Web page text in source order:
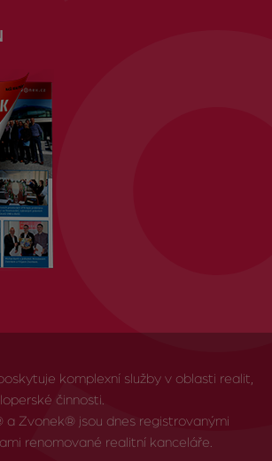
komplexní služby v oblasti realit,
činnosti.
Zvonek® jsou dnes registrovanými
renomované realitní kanceláře.